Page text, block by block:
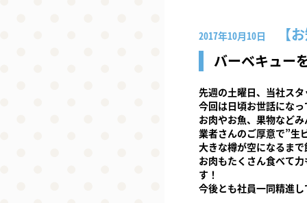
2017年10月10日
バーベキュー
先週の土曜日、当社ス
今回は日頃お世話にな
お肉やお魚、果物など
業者さんのご厚意で”生
大きな樽が空になるま
お肉もたくさん食べて
す！
今後とも社員一同精進